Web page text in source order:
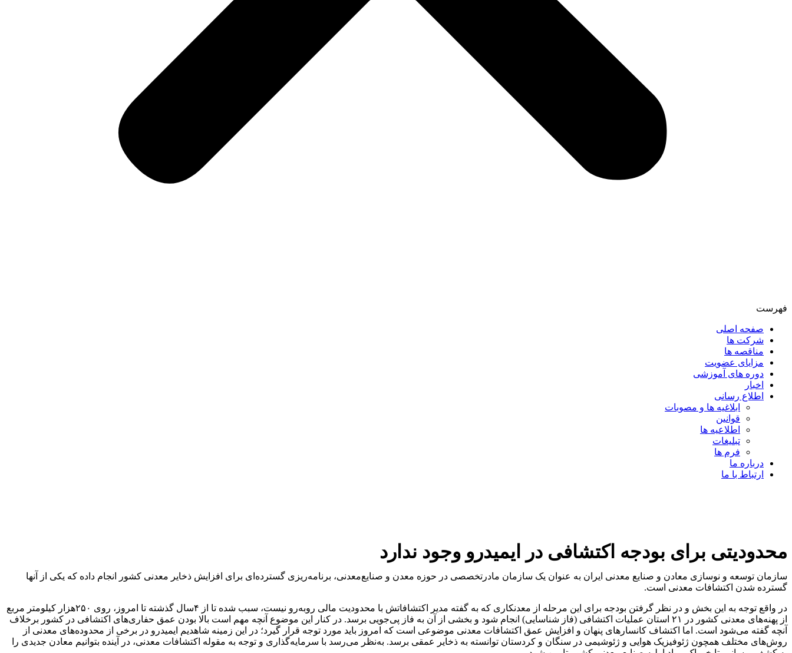
فهرست
صفحه اصلی
شرکت ها
مناقصه ها
مزایای عضویت
دوره های آموزشی
اخبار
اطلاع رسانی
ابلاغیه ها و مصوبات
قوانین
اطلاعیه ها
تبلیغات
فرم ها
درباره ما
ارتباط با ما
محدودیتی برای بودجه اکتشافی در ایمیدرو وجود ندارد
سازمان توسعه و نوسازی معادن و صنایع معدنی ایران به عنوان یک سازمان مادرتخصصی در حوزه معدن و صنایع‌معدنی، برنامه‌ریزی گسترده‌ای برای افزایش ذخایر معدنی کشور انجام داده که یکی از آنها
گسترده شدن اکتشافات معدنی است.
در واقع توجه به این بخش و در نظر گرفتن بودجه برای این مرحله از معدنکاری که به گفته مدیر اکتشافاتش با محدودیت مالی روبه‌رو نیست، سبب شده تا از ۴سال گذشته تا امروز، روی ۲۵۰هزار کیلومتر مربع
از پهنه‌های معدنی کشور در ۲۱ استان عملیات اکتشافی (فاز شناسایی) انجام شود و بخشی از آن به فاز پی‌جویی برسد. در کنار این موضوع آنچه مهم است بالا بودن عمق حفاری‌های اکتشافی در کشور برخلاف
آنچه گفته می‌شود است. اما اکتشاف کانسارهای پنهان و افزایش عمق اکتشافات معدنی موضوعی است که امروز باید مورد توجه قرار گیرد؛ در این زمینه شاهدیم ایمیدرو در برخی از محدوده‌های معدنی از
روش‌های مختلف همچون ژئوفیزیک هوایی و ژئوشیمی در سنگان و کردستان توانسته به ذخایر عمقی برسد. به‌نظر می‌رسد با سرمایه‌گذاری و توجه به مقوله اکتشافات معدنی، در آینده بتوانیم معادن جدیدی را